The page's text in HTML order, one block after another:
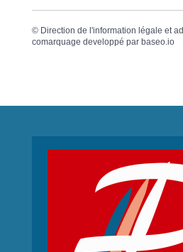
© Direction de l'information légale et
comarquage developpé par baseo.io